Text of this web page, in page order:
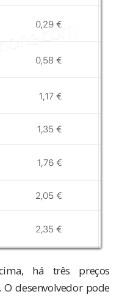
há três preços
desenvolvedor pode